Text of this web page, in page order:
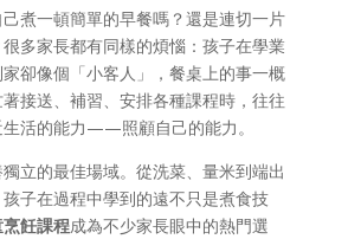
煮一頓簡單的早餐嗎？還是連切一片
多家長都有同樣的煩惱：孩子在學業
家卻像個「小客人」，餐桌上的事一概
接送、補習、安排各種課程時，往往
活的能力——照顧自己的能力。
立的最佳場域。從洗菜、量米到端出
子在過程中學到的遠不只是煮食技
烹飪課程成為不少家長眼中的熱門選